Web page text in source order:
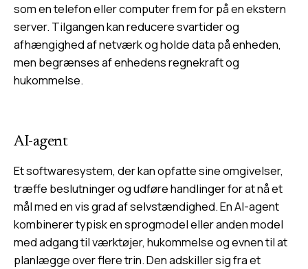
som en telefon eller computer frem for på en ekstern
server. Tilgangen kan reducere svartider og
afhængighed af netværk og holde data på enheden,
men begrænses af enhedens regnekraft og
hukommelse.
AI-agent
Et softwaresystem, der kan opfatte sine omgivelser,
træffe beslutninger og udføre handlinger for at nå et
mål med en vis grad af selvstændighed. En AI-agent
kombinerer typisk en sprogmodel eller anden model
med adgang til værktøjer, hukommelse og evnen til at
planlægge over flere trin. Den adskiller sig fra et